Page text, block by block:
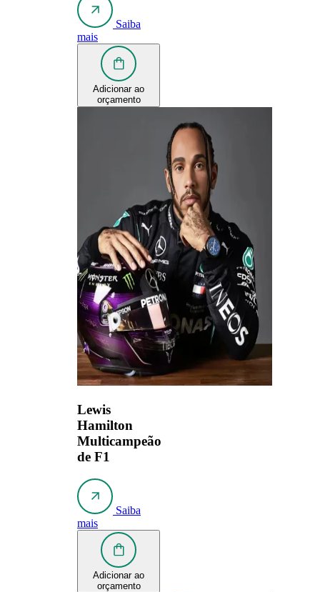
Saiba
mais
Adicionar ao
orçamento
Lewis
Hamilton
Multicampeão
de F1
Saiba
mais
Adicionar ao
orçamento